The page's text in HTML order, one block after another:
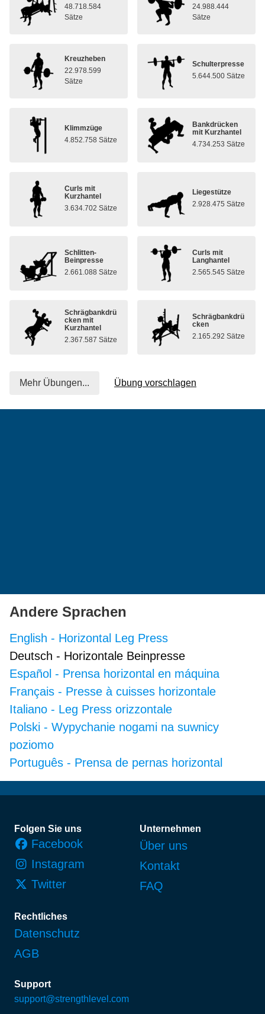
48.718.584
Sätze
24.988.444
Sätze
Kreuzheben
22.978.599
Sätze
Schulterpresse
5.644.500 Sätze
Klimmzüge
4.852.758 Sätze
Bankdrücken
mit Kurzhantel
4.734.253 Sätze
Curls mit
Kurzhantel
3.634.702 Sätze
Liegestütze
2.928.475 Sätze
Schlitten-
Beinpresse
2.661.088 Sätze
Curls mit
Langhantel
2.565.545 Sätze
Schrägbankdrü
cken mit
Kurzhantel
2.367.587 Sätze
Schrägbankdrü
cken
2.165.292 Sätze
Mehr Übungen... Übung vorschlagen
Andere Sprachen
English - Horizontal Leg Press
Deutsch - Horizontale Beinpresse
Español - Prensa horizontal en máquina
Français - Presse à cuisses horizontale
Italiano - Leg Press orizzontale
Polski - Wypychanie nogami na suwnicy
poziomo
Português - Prensa de pernas horizontal
Fußzeile
Folgen Sie uns
Facebook
Instagram
Twitter
Unternehmen
Über uns
Kontakt
FAQ
Rechtliches
Datenschutz
AGB
Support
support@strengthlevel.com